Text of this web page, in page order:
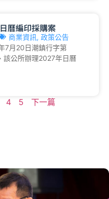
曆編印採購案
商業資訊, 政策公告
7月20日潮鎮行字第
公所辦理2027年日曆
4 5 下一篇